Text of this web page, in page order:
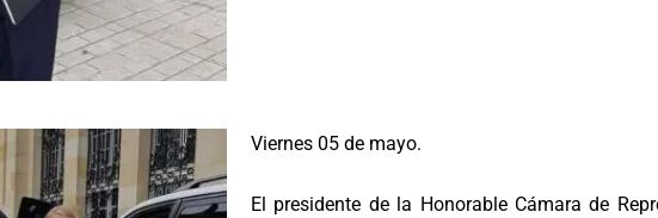
Viernes 05 de mayo.
El presidente de la Honorable Cámara de